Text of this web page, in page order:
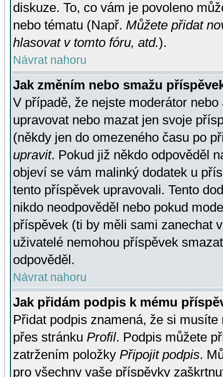
diskuze. To, co vám je povoleno
nebo tématu (Např. Můžete přidat
hlasovat v tomto fóru, atd.).
Návrat nahoru
Jak změním nebo smažu
V případě, že nejste moderátor
upravovat nebo mazat jen svoje
(někdy jen do omezeného času po
upravit. Pokud již někdo odpověděl
objeví se vám malinký dodatek u
tento příspěvek upravovali. Tento
nikdo neodpověděl nebo pokud
příspěvek (ti by měli sami zanechat
uživatelé nemohou příspěvek
odpověděl.
Návrat nahoru
Jak přidám podpis k mému
Přidat podpis znamená, že si
přes stránku Profil. Podpis můžete
zatržením položky Připojit podpis.
pro všechny vaše příspěvky